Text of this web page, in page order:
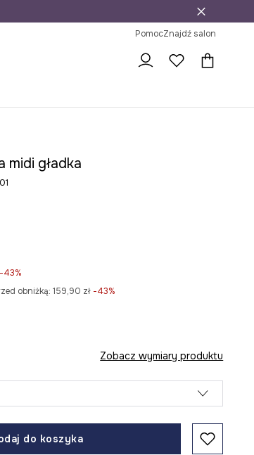
PomocZnajdź salon
midi gładka
obniżką: 159,90 zł -43%
Zobacz wymiary produktu
do koszyka